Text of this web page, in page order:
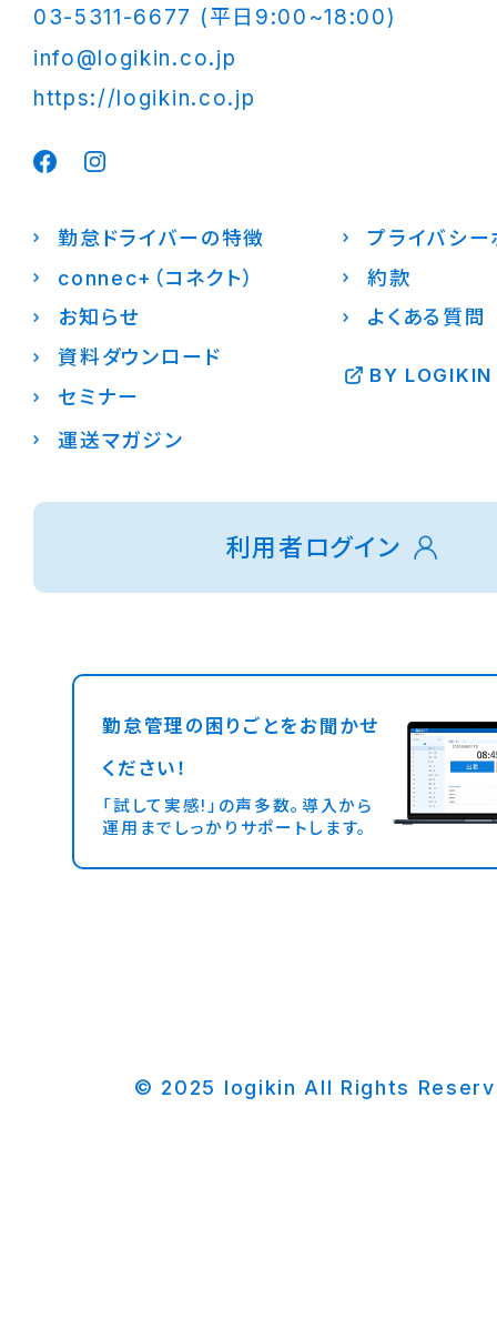
03-5311-6677 (平日9:00~18:00)
info@logikin.co.jp
https://logikin.co.jp
勤怠ドライバーの特徴
connec+（コネクト）
お知らせ
資料ダウンロード
セミナー
運送マガジン
プライバシー
約款
よくある質問
BY LOGIKIN
利用者ログイン
勤怠管理の困りごとをお聞かせ
ください！
「試して実感!」の声多数。導入から
運用までしっかりサポートします。
© 2025 logikin All Rights